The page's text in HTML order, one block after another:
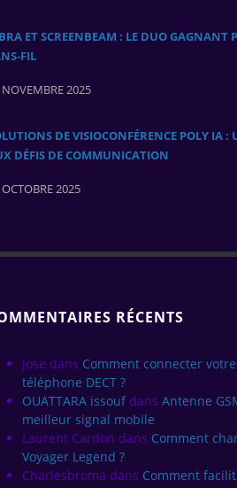
ET SCREENBEAM : LE DUO GAGNANT
2025
DE VISIOCONFÉRENCE POLY IA
DÉFIS DE COMMUNICATION
2025
RÉCENTS
jose dans Comment connecter
téléphone DECT ?
OUATTARA issouf dans Antenne
meilleur signal mobile
Laurent Cardon dans Comment
Voyager Legend ?
Charlesbroma dans Comment